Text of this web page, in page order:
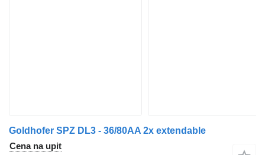
Goldhofer SPZ DL3 - 36/80AA 2x extendable
Cena na upit